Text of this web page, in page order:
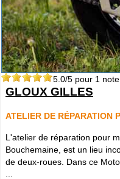
5.0/5 pour 1 note
GLOUX GILLES
ATELIER DE RÉPARATION
L'atelier de réparation pour
Bouchemaine, est un lieu
de deux-roues. Dans ce